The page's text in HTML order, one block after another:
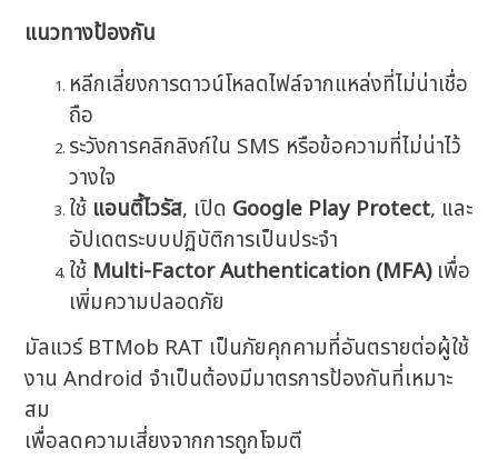
แนวทางป้องกัน
หลีกเลี่ยงการดาวน์โหลดไฟล์จากแหล่งที่ไม่น่าเชื่อ
ถือ
ระวังการคลิกลิงก์ใน SMS หรือข้อความที่ไม่น่าไว้
วางใจ
ใช้ แอนตี้ไวรัส, เปิด Google Play Protect, และ
อัปเดตระบบปฏิบัติการเป็นประจำ
ใช้ Multi-Factor Authentication (MFA)เพื่อ
เพิ่มความปลอดภัย
มัลแวร์ BTMob RAT เป็นภัยคุกคามที่อันตรายต่อผู้ใช้
งาน Android จำเป็นต้องมีมาตรการป้องกันที่เหมาะ
สม
เพื่อลดความเสี่ยงจากการถูกโจมตี